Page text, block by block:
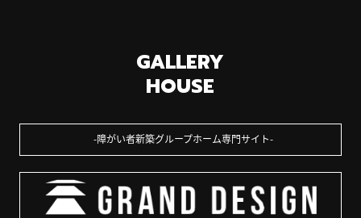
GALLERY
HOUSE
障がい者新築グループホーム専門サイト